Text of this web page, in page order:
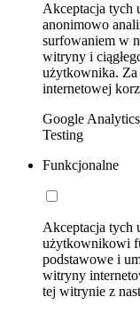
Akceptacja tych
anonimowo
surfowaniem w
witryny i
użytkownika. Za
internetowej
Google
Testing
Funkcjonalne
Akceptacja tych
użytkownikowi
podstawowe i
witryny
tej witrynie z